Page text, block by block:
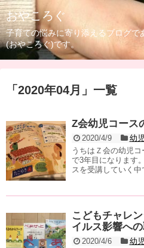
おやころぐ
子育ての悩みに寄り添えるブログで
(おやころぐ)です。
「 2020年04月 」 一覧
Z会幼児コース
2020/4/9 幼
うちはＺ会の幼児
で3年目になります
スを受講していく中
こどもチャレ
イルス影響への
2020/4/6 幼